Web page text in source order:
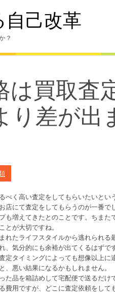
自己改革
？
は買取査
り差が出
く高い査定をしてもらいたいとい
にて査定をしてもらうのが一番で
も増えてきたとのことです。ちまた
が大切ですね。
れたライフスタイルから逃れられる
気分的にも余裕が出てくるはずです
定タイミングによっても想像以上に
悪い結果になるかもしれません。
た品を箱詰めして宅配便で送るだけ
用ですが、どこに査定依頼をして